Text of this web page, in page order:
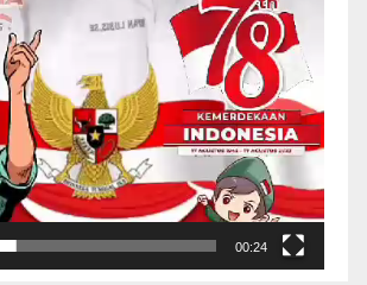
00:24